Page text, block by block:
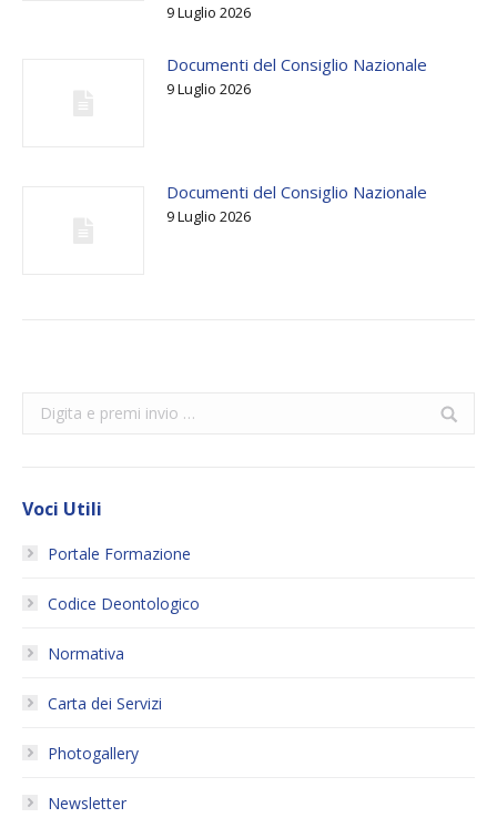
9 Luglio 2026
Documenti del Consiglio Nazionale
9 Luglio 2026
Documenti del Consiglio Nazionale
9 Luglio 2026
Search:
Voci Utili
Portale Formazione
Codice Deontologico
Normativa
Carta dei Servizi
Photogallery
Newsletter